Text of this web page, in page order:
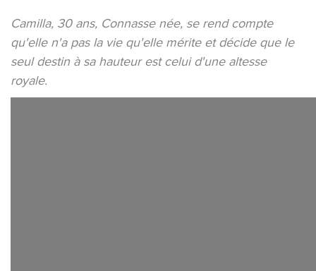
Camilla, 30 ans, Connasse née, se rend compte
qu'elle n'a pas la vie qu'elle mérite et décide que le
seul destin à sa hauteur est celui d'une altesse
royale.